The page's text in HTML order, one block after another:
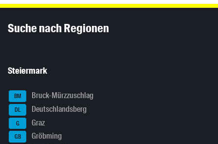
Suche nach Regionen
Steiermark
BM Bruck-Mürzzuschlag
DL Deutschlandsberg
G Graz
GB Gröbming